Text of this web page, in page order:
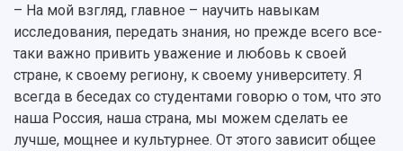
– На мой взгляд, главное – научить навыкам
исследования, передать знания, но прежде всего все-
таки важно привить уважение и любовь к своей
стране, к своему региону, к своему университету. Я
всегда в беседах со студентами говорю о том, что это
наша Россия, наша страна, мы можем сделать ее
лучше, мощнее и культурнее. От этого зависит общее